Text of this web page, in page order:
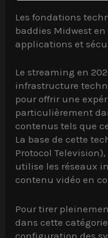
Les fondations
baddies Midwest
applications et
Le streaming en
infrastructure
pour offrir une
particulièrement
contenus tels que
La base de cette
Protocol
utilise les réseaux
contenu vidéo en
Pour tirer
dans cette